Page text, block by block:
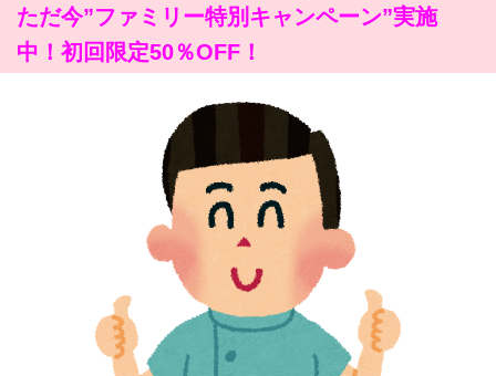
ただ今”ファミリー特別キャンペーン”実施
中！初回限定50％OFF！